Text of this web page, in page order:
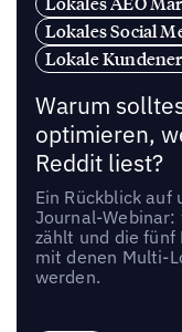
Lokales Social
Lokale
Warum
optimieren,
Reddit liest?
Ein Rückblick auf
Journal-Webinar:
zählt und die
mit denen Multi-
werden.